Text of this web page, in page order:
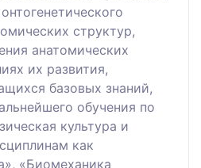
структур,
анатомических
их развития,
базовых знаний,
обучения по
культура и
как
«Биомеханика